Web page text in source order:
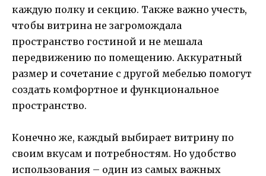
каждую полку и секцию. Также важно учесть,
чтобы витрина не загромождала
пространство гостиной и не мешала
передвижению по помещению. Аккуратный
размер и сочетание с другой мебелью помогут
создать комфортное и функциональное
пространство.
Конечно же, каждый выбирает витрину по
своим вкусам и потребностям. Но удобство
использования – один из самых важных